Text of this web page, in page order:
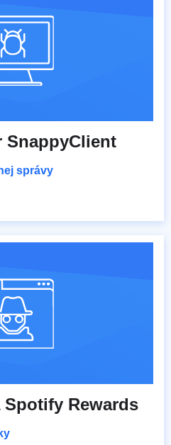
SnappyClient
správy
Rewards